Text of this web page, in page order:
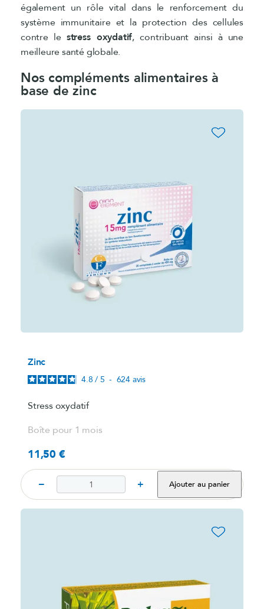
également un rôle vital dans le renforcement du
système immunitaire et la protection des cellules
contre le stress oxydatif, contribuant ainsi à une
meilleure santé globale.
Nos compléments alimentaires à
base de zinc
favorite_border
Zinc
4.8 / 5 - 624 avis
Stress oxydatif
Boîte pour 1 mois
Prix
11,50 €
− + Ajouter au panier
favorite_border